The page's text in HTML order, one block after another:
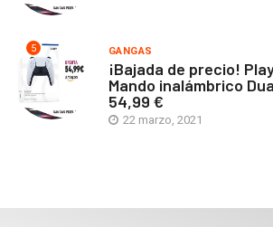
5 GANGAS
¡Bajada de precio!
Mando inalámbrico
54,99 €
22 marzo, 2021